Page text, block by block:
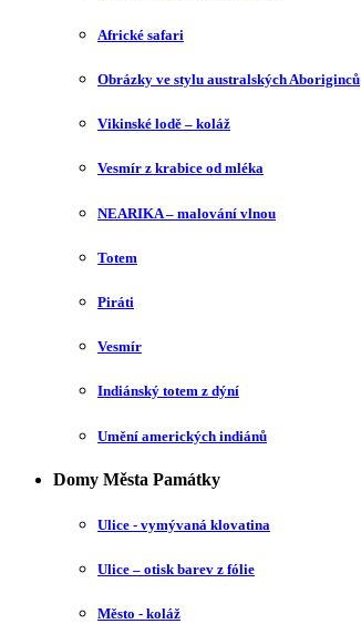
Africké safari
Obrázky ve stylu australských Aboriginců
Vikinské lodě – koláž
Vesmír z krabice od mléka
NEARIKA – malování vlnou
Totem
Piráti
Vesmír
Indiánský totem z dýní
Umění amerických indiánů
Domy Města Památky
Ulice - vymývaná klovatina
Ulice – otisk barev z fólie
Město - koláž